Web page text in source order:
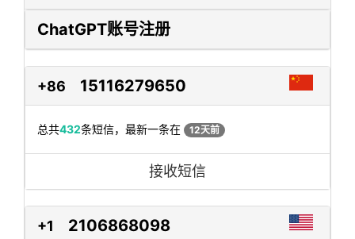
ChatGPT账号注册
+86 15116279650
总共432条短信，最新一条在 12天前
接收短信
+1 2106868098